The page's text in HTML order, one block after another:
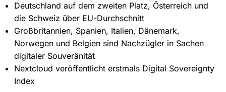
Deutschland auf dem zweiten Platz, Österreich und
die Schweiz über EU-Durchschnitt
Großbritannien, Spanien, Italien, Dänemark,
Norwegen und Belgien sind Nachzügler in Sachen
digitaler Souveränität
Nextcloud veröffentlicht erstmals Digital Sovereignty
Index